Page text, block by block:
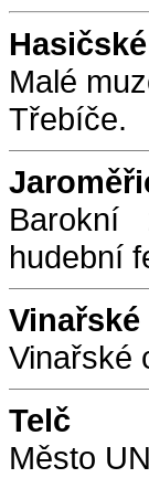
Malé
Třebíče.
Barokní
hudební
Vinařské
Telč
Město